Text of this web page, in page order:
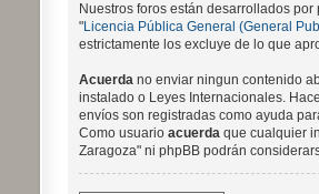
Nuestros foros están desarrollados
"Licencia Pública General (General
estrictamente los excluye de lo que
Acuerdano enviar ningun contenido
instalado o Leyes Internacionales.
envíos son registradas como ayuda
Como usuario acuerdaque cualquier
Zaragoza" ni phpBB podrán